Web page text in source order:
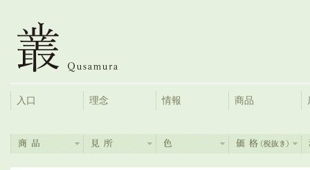
入口 理念 情報 商品